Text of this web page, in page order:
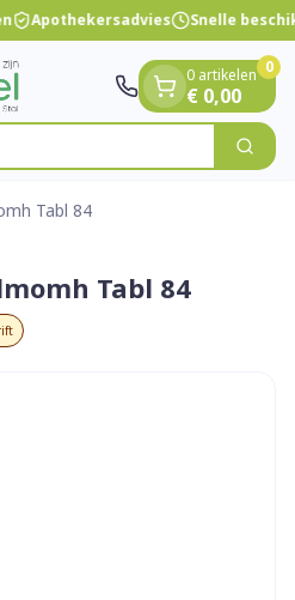
Apothekersadvies Snelle
Zoek
0 artikelen
€ 0,00
0
Tabl 84
Tabl 84